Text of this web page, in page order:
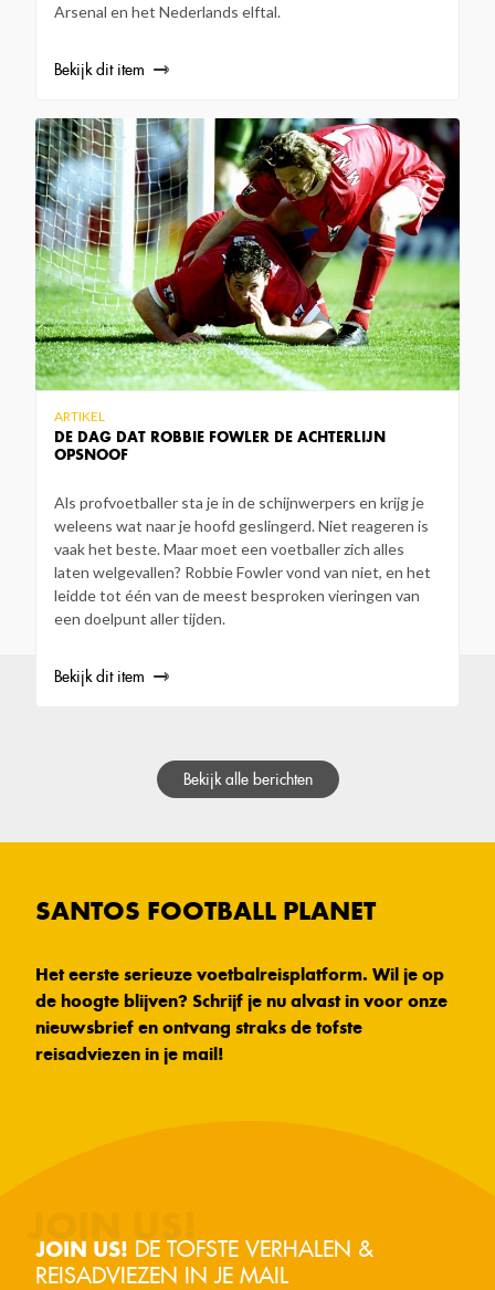
Arsenal en het Nederlands elftal.
Bekijk dit item
DE DAG DAT ROBBIE FOWLER DE ACHTERLIJN
OPSNOOF
ARTIKEL
Als profvoetballer sta je in de schijnwerpers en krijg je
weleens wat naar je hoofd geslingerd. Niet reageren is
vaak het beste. Maar moet een voetballer zich alles
laten welgevallen? Robbie Fowler vond van niet, en het
leidde tot één van de meest besproken vieringen van
een doelpunt aller tijden.
Bekijk dit item
Bekijk alle berichten
SANTOS FOOTBALL PLANET
Het eerste serieuze voetbalreisplatform. Wil je op
de hoogte blijven? Schrijf je nu alvast in voor onze
nieuwsbrief en ontvang straks de tofste
reisadviezen in je mail!
JOIN US! DE TOFSTE VERHALEN &
REISADVIEZEN IN JE MAIL